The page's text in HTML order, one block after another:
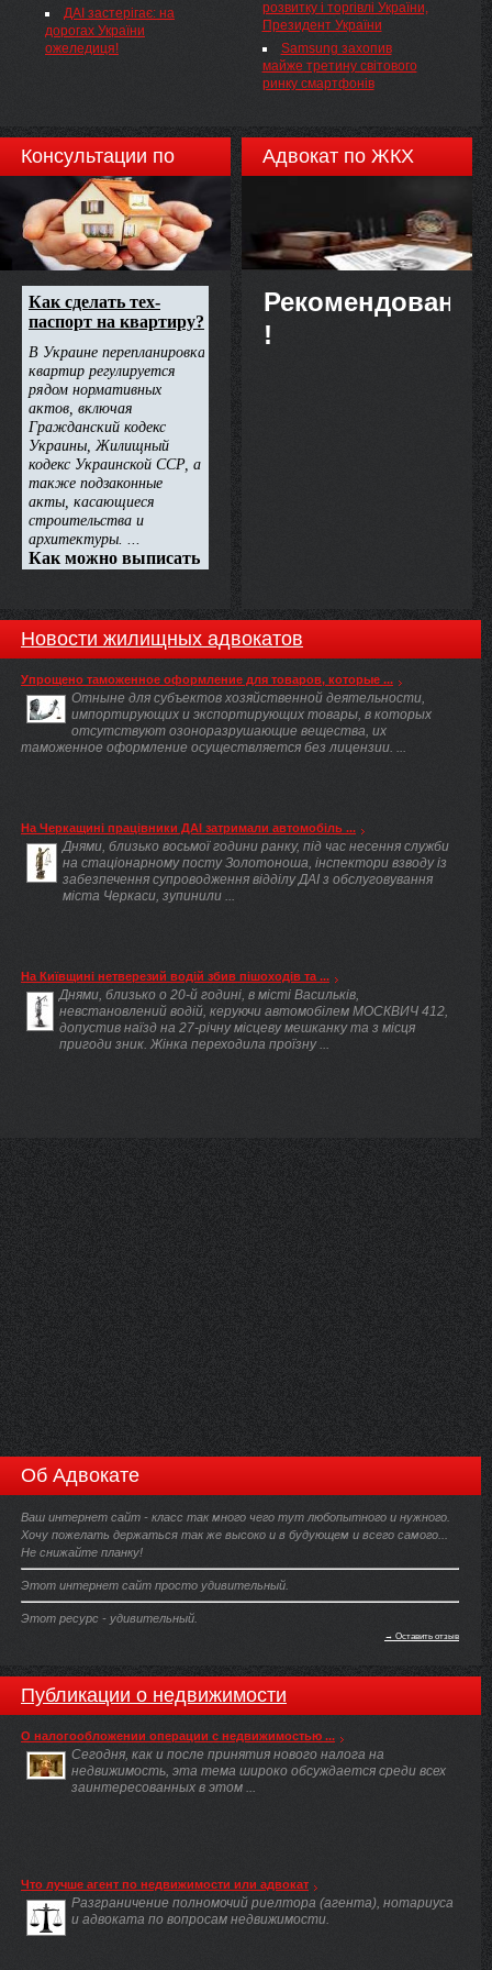
ДАІ застерігає: на
дорогах України
ожеледиця!
Міністерства аграрної
політики та продовольства
України у відповідність до
вимог законодавства України
НАКАЗУЮ:
розвитку і торгівлі України,
Президент України
Samsung захопив
майже третину світового
ринку смартфонів
Консультации по
недвижимости
Адвокат по ЖКХ
Рекомендовано
!
Новости жилищных адвокатов
Упрощено таможенное оформление для товаров, которые ...
Отныне для субъектов хозяйственной деятельности,
импортирующих и экспортирующих товары, в которых
отсутствуют озоноразрушающие вещества, их
таможенное оформление осуществляется без лицензии. ...
На Черкащині працівники ДАІ затримали автомобіль ...
Днями, близько восьмої години ранку, під час несення служби
на стаціонарному посту Золотоноша, інспектори взводу із
забезпечення супроводження відділу ДАІ з обслуговування
міста Черкаси, зупинили ...
На Київщині нетверезий водій збив пішоходів та ...
Днями, близько о 20-й годині, в місті Васильків,
невстановлений водій, керуючи автомобілем МОСКВИЧ 412,
допустив наїзд на 27-річну місцеву мешканку та з місця
пригоди зник. Жінка переходила проїзну ...
Об Адвокате
Ваш интернет сайт - класс так много чего тут любопытного и нужного.
Хочу пожелать держаться так же высоко и в будующем и всего самого...
Не снижайте планку!
Этот интернет сайт просто удивительный.
Этот ресурс - удивительный.
→ Оставить отзыв
Публикации о недвижимости
О налогообложении операции с недвижимостью ...
Сегодня, как и после принятия нового налога на
недвижимость, эта тема широко обсуждается среди всех
заинтересованных в этом ...
Что лучше агент по недвижимости или адвокат
Разграничение полномочий риелтора (агента), нотариуса
и адвоката по вопросам недвижимости.